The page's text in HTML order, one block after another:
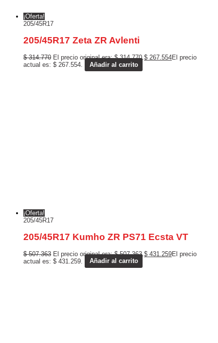
¡Oferta!
205/45R17
205/45R17 Zeta ZR Avlenti
$314.770 El precio original era: $ 314.770.$ 267.554El precio
actual es: $ 267.554.
Añadir al carrito
¡Oferta!
205/45R17
205/45R17 Kumho ZR PS71 Ecsta VT
$507.363 El precio original era: $ 507.363. $ 431.259El precio
actual es: $ 431.259.
Añadir al carrito